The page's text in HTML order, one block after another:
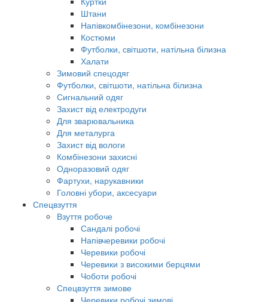
Штани
Напівкомбінезони, комбінезони
Костюми
Футболки, світшоти, натільна білизна
Халати
Зимовий спецодяг
Футболки, світшоти, натільна білизна
Сигнальний одяг
Захист від електродуги
Для зварювальника
Для металурга
Захист від вологи
Комбінезони захисні
Одноразовий одяг
Фартухи, нарукавники
Головні убори, аксесуари
Спецвзуття
Взуття робоче
Сандалі робочі
Напівчеревики робочі
Черевики робочі
Черевики з високими берцями
Чоботи робочі
Спецвзуття зимове